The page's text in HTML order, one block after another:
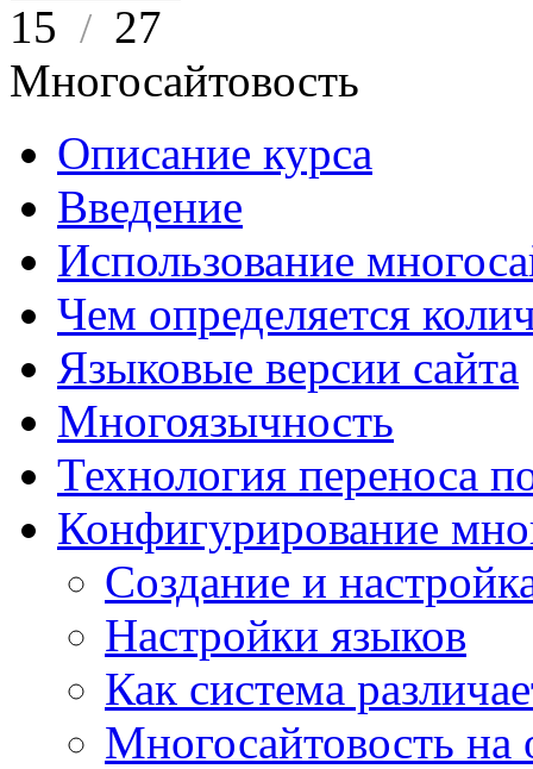
15 / 27
Многосайтовость
Описание курса
Введение
Использование
Чем определяется
Языковые версии сайта
Многоязычность
Технология переноса
Конфигурирование
Создание и
Настройки языков
Как система
Многосайтовость